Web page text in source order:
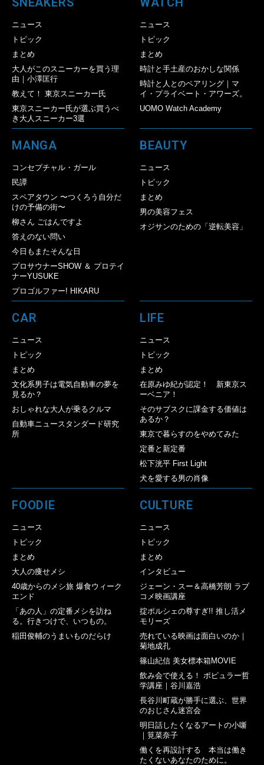
ニュース
トピック
まとめ
大人がこのスニーカーを買う理
由｜小澤匡行
教えて！ 東京スニーカー氏
東京スニーカー氏が選ぶ買うべ
き大人スニーカー3選
ニュース
トピック
まとめ
時計と手土産のおかしな関係
時計と人とのペアリング｜マ
イ・プライベート・アワーズ。
UOMO Watch Academy
MANGA
コンセプチャル・ガール
民譚
スペアタウン 〜つくろう自分だ
けの予備の街〜
柳さん ごはんですよ
答えのない問い
今日もまたそんな日
プロサウナーSHOW ＆ プロテイ
ナーYUSUKE
プロゴルファー! HIKARU
BEAUTY
ニュース
トピック
まとめ
男の美容フェス
オジサンのための「逆転美容」
CAR
ニュース
トピック
まとめ
文化系男子は電気自動車の夢を
見るか？
おしゃれな大人が乗るクルマ
自動車ニュースタンダード研究
所
LIFE
ニュース
トピック
まとめ
在原みゆ紀が認定！ 新東京ス
ーベニア！
そのサブスクに課金する価値は
あるか？
東京で暮らすのをやめてみた
定番と新定番
松下洸平 First Light
犬を愛する男の肖像
FOODIE
ニュース
トピック
まとめ
大人の痩せメシ
40歳からのメシ旅 爆食ウィーク
エンド
「あの人」の定番メシを訪ね
る。行きつけで、いつもの。
稲田俊輔のうまいものだらけ
CULTURE
ニュース
トピック
まとめ
インタビュー
ジェーン・スー＆高橋芳朗 ラブ
コメ映画講座
掟ポルシェの尊すぎ!! 推し活メ
モリーズ
売れている映画は面白いのか｜
菊地成孔
篠山紀信 美女標本箱MOVIE
飲み会で使える！ ポピュラー哲
学講座｜谷川嘉浩
長谷川町蔵が勝手に選ぶ、世界
のおじさん迷宮会
明日話したくなるアートの小噺
｜筧菜奈子
働くを再設計する 本当は働き
たくないあなたのために。